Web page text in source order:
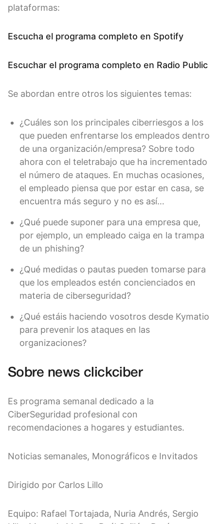
plataformas:
Escucha el programa completo en Spotify
Escuchar el programa completo en Radio Public
Se abordan entre otros los siguientes temas:
¿Cuáles son los principales ciberriesgos a los
que pueden enfrentarse los empleados dentro
de una organización/empresa? Sobre todo
ahora con el teletrabajo que ha incrementado
el número de ataques. En muchas ocasiones,
el empleado piensa que por estar en casa, se
encuentra más seguro y no es así…
¿Qué puede suponer para una empresa que,
por ejemplo, un empleado caiga en la trampa
de un phishing?
¿Qué medidas o pautas pueden tomarse para
que los empleados estén concienciados en
materia de ciberseguridad?
¿Qué estáis haciendo vosotros desde Kymatio
para prevenir los ataques en las
organizaciones?
Sobre news clickciber
Es programa semanal dedicado a la
CiberSeguridad profesional con
recomendaciones a hogares y estudiantes.
Noticias semanales, Monográficos e Invitados
Dirigido por Carlos Lillo
Equipo: Rafael Tortajada, Nuria Andrés, Sergio